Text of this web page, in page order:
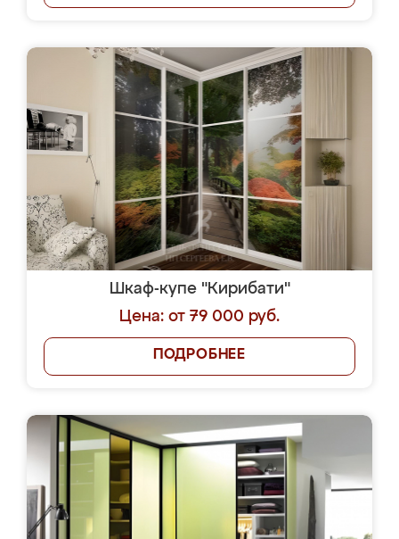
Шкаф-купе "Кирибати"
Цена: от 79 000 руб.
ПОДРОБНЕЕ